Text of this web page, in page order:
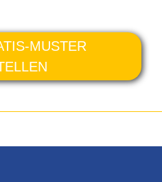
MUSTER